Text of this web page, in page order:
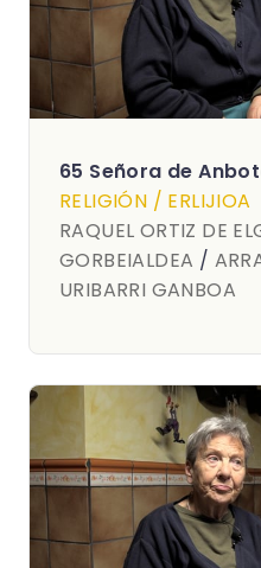
65 Señora de
RELIGIÓN / ERLIJIOA
RAQUEL ORTIZ DE
GORBEIALDEA /
URIBARRI GANBOA